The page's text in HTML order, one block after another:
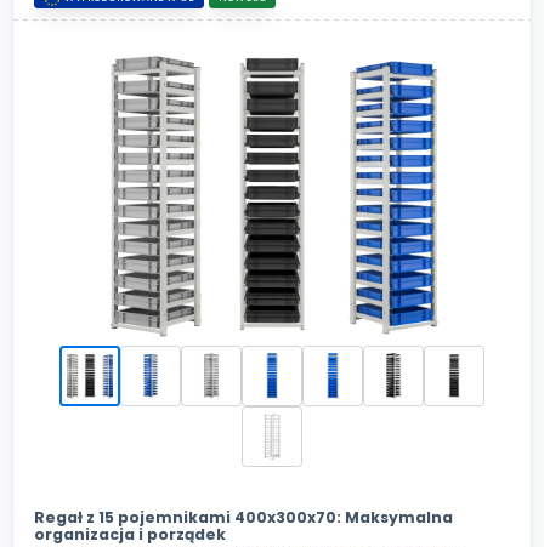
Regał z 15 pojemnikami 400x300x70: Maksymalna
organizacja i porządek